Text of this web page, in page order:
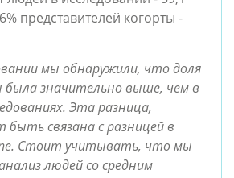
представителей когорты -
мы обнаружили, что доля
значительно выше, чем в
Эта разница,
связана с разницей в
Стоит учитывать, что мы
людей со средним